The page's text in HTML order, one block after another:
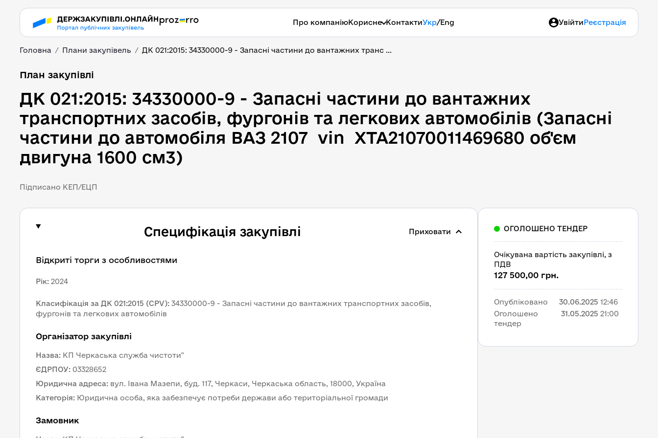
Про компаніюКорисне КонтактиУкр/Eng УвійтиРеєстрація
Головна Плани закупівель ДК 021:2015: 34330000-9 - Запасні частини до вантажних транс ...
План закупівлі
ДК 021:2015: 34330000-9 - Запасні частини до вантажних
транспортних засобів, фургонів та легкових автомобілів (Запасні
частини до автомобіля ВАЗ 2107  vin  XTA21070011469680 об'єм
двигуна 1600 см3)
Підписано КЕП/ЕЦП
Специфікація закупівлі Приховати
Відкриті торги з особливостями
Рік: 2024
Класифікація за ДК 021:2015 (CPV): 34330000-9 - Запасні частини до вантажних транспортних засобів,
фургонів та легкових автомобілів
Організатор закупівлі
Назва: КП Черкаська служба чистоти"
ЄДРПОУ: 03328652
Юридична адреса: вул. Івана Мазепи, буд. 117, Черкаси, Черкаська область, 18000, Україна
Категорія: Юридична особа, яка забезпечує потреби держави або територіальної громади
Замовник
ОГОЛОШЕНО ТЕНДЕР
Очікувана вартість закупівлі, з
ПДВ
127 500,00 грн.
Опубліковано 30.06.2025 12:46
Оголошено
тендер
31.05.2025 21:00